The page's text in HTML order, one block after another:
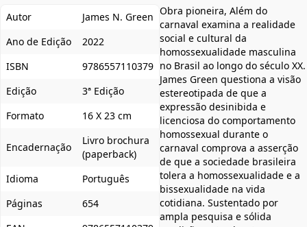
Autor
James N. Green
Ano de Edição
2022
ISBN
9786557110379
Edição
3ª Edição
Formato
16 X 23 cm
Encadernação
Livro brochura
(paperback)
Idioma
Português
Páginas
654
Obra pioneira, Além do
carnaval examina a realidade
social e cultural da
homossexualidade masculina
no Brasil ao longo do século XX.
James Green questiona a visão
estereotipada de que a
expressão desinibida e
licenciosa do comportamento
homossexual durante o
carnaval comprova a asserção
de que a sociedade brasileira
tolera a homossexualidade e a
bissexualidade na vida
cotidiana. Sustentado por
ampla pesquisa e sólida